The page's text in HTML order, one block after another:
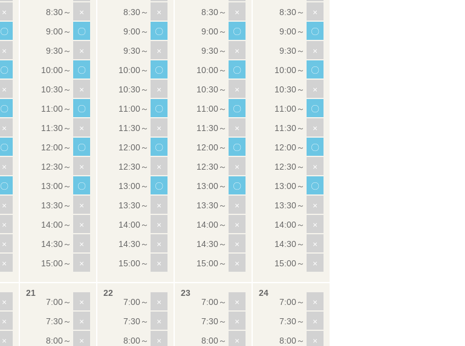
×
〇
×
〇
×
〇
×
〇
×
〇
×
×
×
×
×
〇
×
〇
×
〇
×
〇
×
〇
×
×
×
×
×
〇
×
〇
×
〇
×
〇
×
〇
×
×
×
×
×
〇
×
〇
×
〇
×
〇
×
〇
×
×
×
×
×
〇
×
〇
×
〇
×
〇
×
〇
×
×
×
×
×
×
×
×
×
×
×
×
×
×
×
×
×
×
×